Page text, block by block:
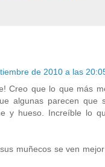
de 2010 a las
Creo que lo que más
algunas parecen que
y hueso. Increíble lo
muñecos se ven